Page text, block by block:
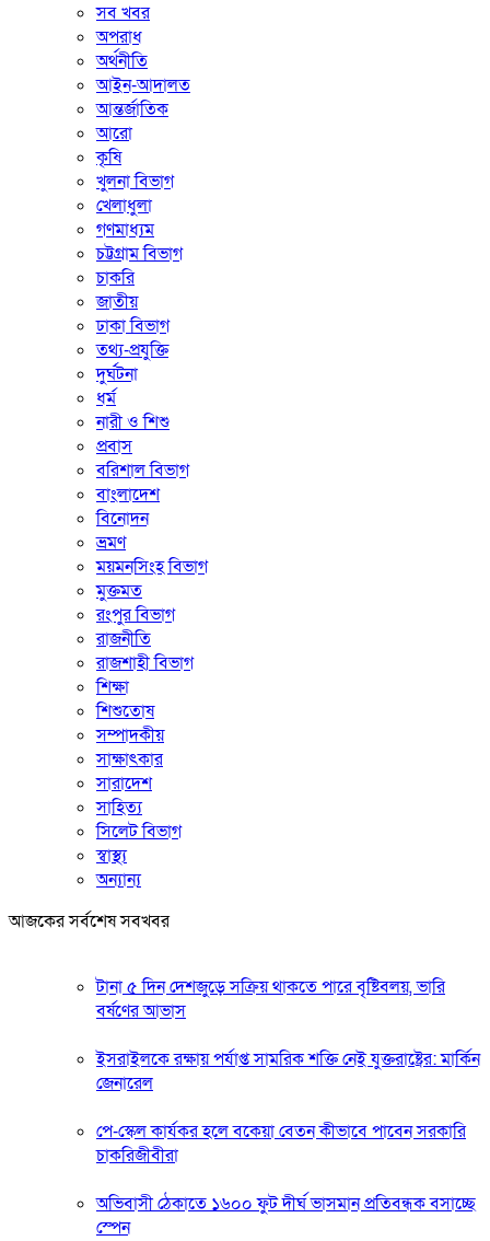
সব খবর
অপরাধ
অর্থনীতি
আইন-আদালত
আন্তর্জাতিক
আরো
কৃষি
খুলনা বিভাগ
খেলাধুলা
গণমাধ্যম
চট্টগ্রাম বিভাগ
চাকরি
জাতীয়
ঢাকা বিভাগ
তথ্য-প্রযুক্তি
দুর্ঘটনা
ধর্ম
নারী ও শিশু
প্রবাস
বরিশাল বিভাগ
বাংলাদেশ
বিনোদন
ভ্রমণ
ময়মনসিংহ বিভাগ
মুক্তমত
রংপুর বিভাগ
রাজনীতি
রাজশাহী বিভাগ
শিক্ষা
শিশুতোষ
সম্পাদকীয়
সাক্ষাৎকার
সারাদেশ
সাহিত্য
সিলেট বিভাগ
স্বাস্থ্য
অন্যান্য
আজকের সর্বশেষ সবখবর
টানা ৫ দিন দেশজুড়ে সক্রিয় থাকতে পারে বৃষ্টিবলয়, ভারি
বর্ষণের আভাস
ইসরাইলকে রক্ষায় পর্যাপ্ত সামরিক শক্তি নেই যুক্তরাষ্ট্রের: মার্কিন
জেনারেল
পে-স্কেল কার্যকর হলে বকেয়া বেতন কীভাবে পাবেন সরকারি
চাকরিজীবীরা
অভিবাসী ঠেকাতে ১৬০০ ফুট দীর্ঘ ভাসমান প্রতিবন্ধক বসাচ্ছে
স্পেন